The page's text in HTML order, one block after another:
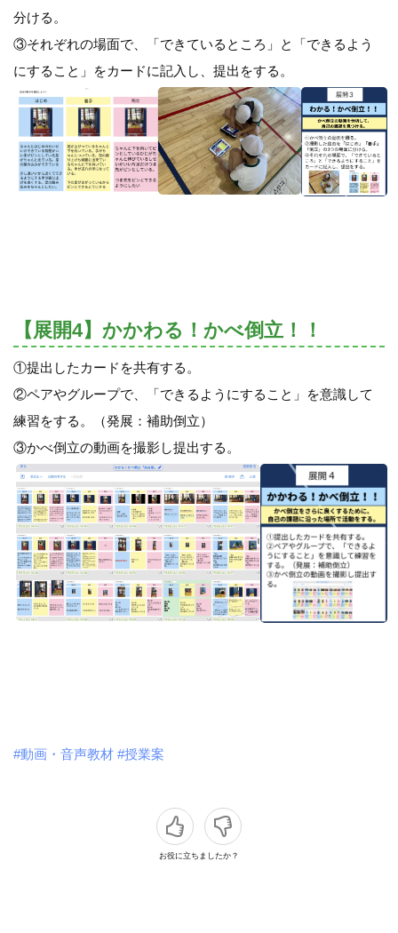
分ける。
③それぞれの場面で、「できているところ」と「できるよう
にすること」をカードに記入し、提出をする。
【展開4】かかわる！かべ倒立！！
①提出したカードを共有する。
②ペアやグループで、「できるようにすること」を意識して
練習をする。（発展：補助倒立）
③かべ倒立の動画を撮影し提出する。
#動画・音声教材 #授業案
お役に立ちましたか？